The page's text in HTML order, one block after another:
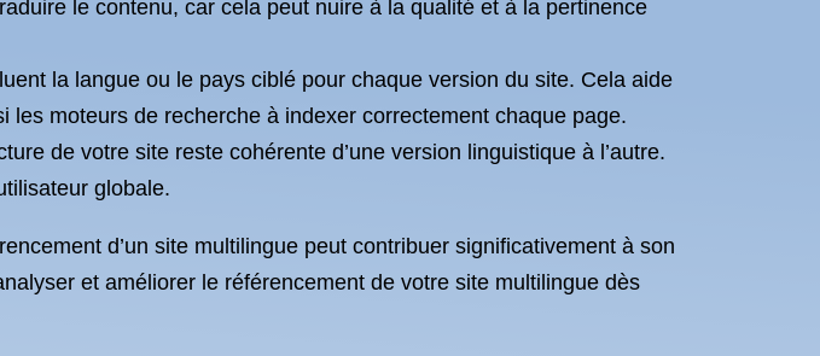
le contenu, car cela peut nuire à la qualité et à la pertinence
la langue ou le pays ciblé pour chaque version du site. Cela aide
moteurs de recherche à indexer correctement chaque page.
de votre site reste cohérente d’une version linguistique à l’autre.
globale.
d’un site multilingue peut contribuer significativement à son
et améliorer le référencement de votre site multilingue dès